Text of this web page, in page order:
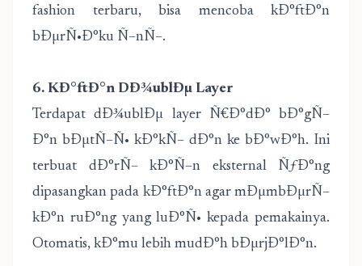
fashion terbaru, bisa mencoba kÐ°ftÐ°n
bÐµrÑ•Ð°ku Ñ–nÑ–.
6. KÐ°ftÐ°n DÐ¾ublÐµ Layer
Terdapat dÐ¾ublÐµ layer Ñ€Ð°dÐ° bÐ°gÑ–
Ð°n bÐµtÑ–Ñ• kÐ°kÑ– dÐ°n ke bÐ°wÐ°h. Ini
terbuat dÐ°rÑ– kÐ°Ñ–n eksternal ÑƒÐ°ng
dipasangkan pada kÐ°ftÐ°n agar mÐµmbÐµrÑ–
kÐ°n ruÐ°ng yang luÐ°Ñ• kepada pemakainya.
Otomatis, kÐ°mu lebih mudÐ°h bÐµrjÐ°lÐ°n.